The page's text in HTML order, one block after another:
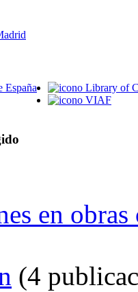
España
Library of
VIAF
en
(4